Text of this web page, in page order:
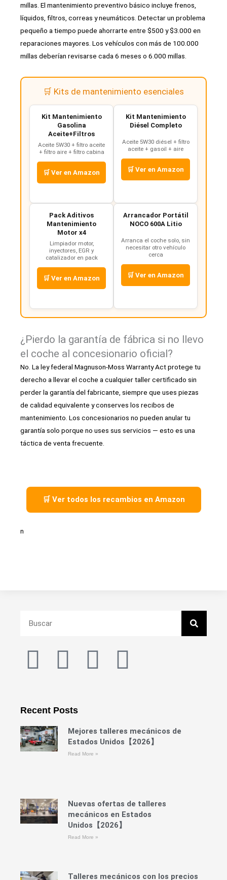
millas. El mantenimiento preventivo básico incluye frenos,
líquidos, filtros, correas y neumáticos. Detectar un problema
pequeño a tiempo puede ahorrarte entre $500 y $3.000 en
reparaciones mayores. Los vehículos con más de 100.000
millas deberían revisarse cada 6 meses o 6.000 millas.
🛒 Kits de mantenimiento esenciales
Kit Mantenimiento
Gasolina
Aceite+Filtros
Aceite 5W30 + filtro aceite
+ filtro aire + filtro cabina
🛒 Ver en Amazon
Kit Mantenimiento
Diésel Completo
Aceite 5W30 diésel + filtro
aceite + gasoil + aire
🛒 Ver en Amazon
Pack Aditivos
Mantenimiento
Motor x4
Limpiador motor,
inyectores, EGR y
catalizador en pack
🛒 Ver en Amazon
Arrancador Portátil
NOCO 600A Litio
Arranca el coche solo, sin
necesitar otro vehículo
cerca
🛒 Ver en Amazon
¿Pierdo la garantía de fábrica si no llevo
el coche al concesionario oficial?
No. La ley federal Magnuson-Moss Warranty Act protege tu
derecho a llevar el coche a cualquier taller certificado sin
perder la garantía del fabricante, siempre que uses piezas
de calidad equivalente y conserves los recibos de
mantenimiento. Los concesionarios no pueden anular tu
garantía solo porque no uses sus servicios — esto es una
táctica de venta frecuente.
🛒 Ver todos los recambios en Amazon
n
F
c
e
b
o
T
i
t
t
r
Y
t
u
e
M
i
Recent Posts
Mejores talleres mecánicos de
Estados Unidos【2026】
Read More »
Nuevas ofertas de talleres
mecánicos en Estados
Unidos【2026】
Read More »
Talleres mecánicos con los precios